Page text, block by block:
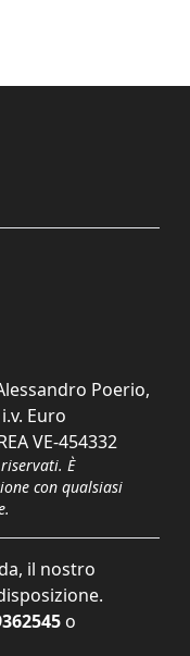
Poerio,
Euro
VE-454332
È
con qualsiasi
il nostro
o